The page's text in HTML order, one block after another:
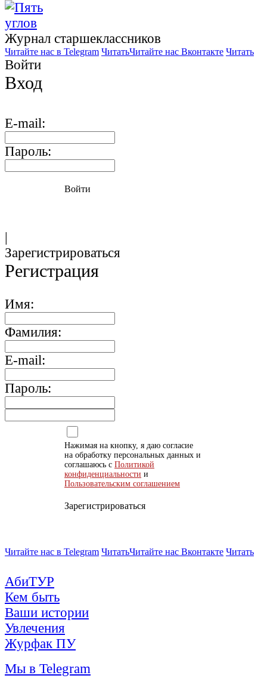
Журнал старшекласcников
Читайте нас в Telegram ЧитатьЧитайте нас Вконтакте Читать
Войти
Вход
E-mail:
Пароль:
Войти
|
Зарегистрироваться
Регистрация
Имя:
Фамилия:
E-mail:
Пароль:
Нажимая на кнопку, я даю согласие
на обработку персональных данных и
соглашаюсь с Политикой
конфиденциальности и
Пользовательским соглашением
Зарегистрироваться
Читайте нас в Telegram ЧитатьЧитайте нас Вконтакте Читать
АбиТУР
Кем быть
Ваши истории
Увлечения
Журфак ПУ
Мы в Telegram